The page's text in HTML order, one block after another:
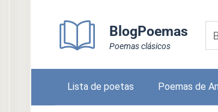
BlogPoemas
Poemas clásicos
Lista de poetas Poemas de